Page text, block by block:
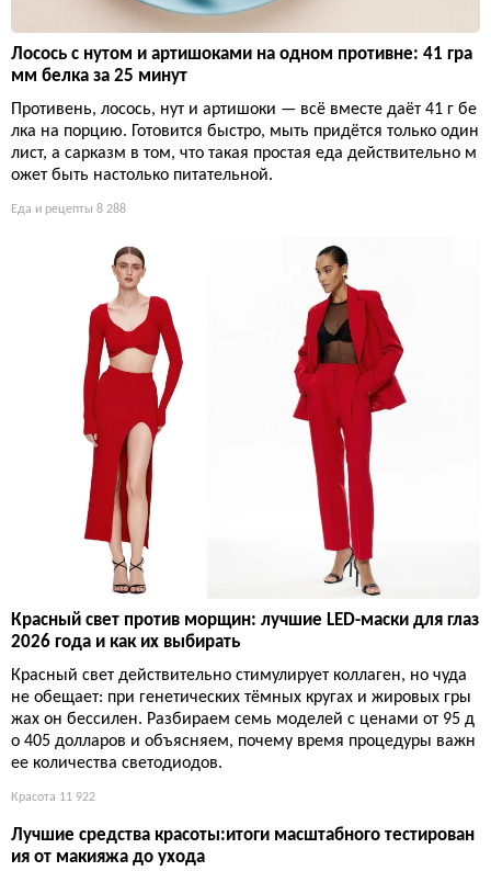
Лосось с нутом и артишоками на одном противне: 41 гра
мм белка за 25 минут
Противень, лосось, нут и артишоки — всё вместе даёт 41 г бе
лка на порцию. Готовится быстро, мыть придётся только один
лист, а сарказм в том, что такая простая еда действительно м
ожет быть настолько питательной.
Еда и рецепты 8 288
Красный свет против морщин: лучшие LED-маски для глаз
2026 года и как их выбирать
Красный свет действительно стимулирует коллаген, но чуда
не обещает: при генетических тёмных кругах и жировых гры
жах он бессилен. Разбираем семь моделей с ценами от 95 д
о 405 долларов и объясняем, почему время процедуры важн
ее количества светодиодов.
Красота 11 922
Лучшие средства красоты:итоги масштабного тестирован
ия от макияжа до ухода